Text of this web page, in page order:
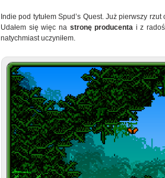
Indie pod tytułem Spud’s Quest. Już pierwszy
Udałem się więc na stronę producenta i z
natychmiast uczyniłem.